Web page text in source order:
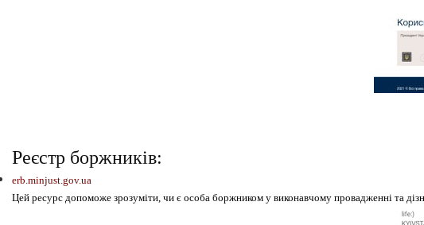
Реєстр боржників:
erb.minjust.gov.ua
Цей ресурс допоможе зрозуміти, чи є особа боржником у виконавчому провадженні та